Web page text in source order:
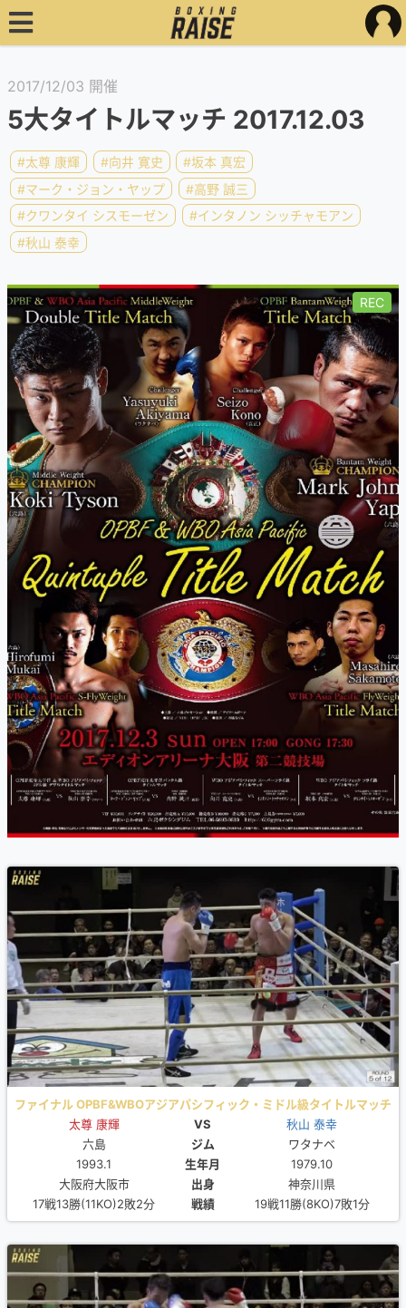
2017/12/03 開催
5大タイトルマッチ 2017.12.03
#太尊 康輝 #向井 寛史
#坂本 真宏
#マーク・ジョン・ヤップ
#高野 誠三
#クワンタイ シスモーゼン
#インタノン シッチャモアン
#秋山 泰幸
REC
ファイナル OPBF&WBOアジアパシフィック・ミドル級タイトルマッチ
12ROUND
太尊 康輝 VS
秋山 泰幸
六島
ジム
ワタナベ
1993.1
生年月
1979.10
大阪府大阪市
出身
神奈川県
17戦13勝(11KO)2敗2分
戦績 19戦11勝(8KO)7敗1分